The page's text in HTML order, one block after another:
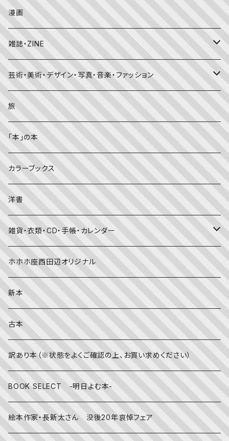
かがくのとも
日本の昔話・民話
外国の昔話・民話
おばけ・妖怪・こわい絵本
のりもの絵本
知識の本・図鑑
理科
料理・食育
英語
しかけ絵本
児童書
大人の方に
季節・行事の絵本
春
夏
赤ちゃん（０・１・２歳向け）絵本
文字のない絵本
英語の絵本
写真絵本
海外文学
食・料理
住まい・インテリア
体・健康
趣味
ライフスタイル・生き方
子育て
漫画
雑誌・ZINE
雑誌
ZINE
芸術・美術・デザイン・写真・音楽・ファッション
美術・画集・図録
音楽
写真集
デザイン
ファッション
映画
伝統文化・技法
旅
「本」の本
カラーブックス
洋書
雑貨・衣類・CD・手帳・カレンダー
靴下
日記・手帳
CD
文房具
その他
ホホホ座西田辺オリジナル
新本
古本
訳あり本（※状態をよくご確認の上、お買い求めください）
BOOK SELECT -明日よむ本-
絵本作家・長新太さん 没後20年哀悼フェア